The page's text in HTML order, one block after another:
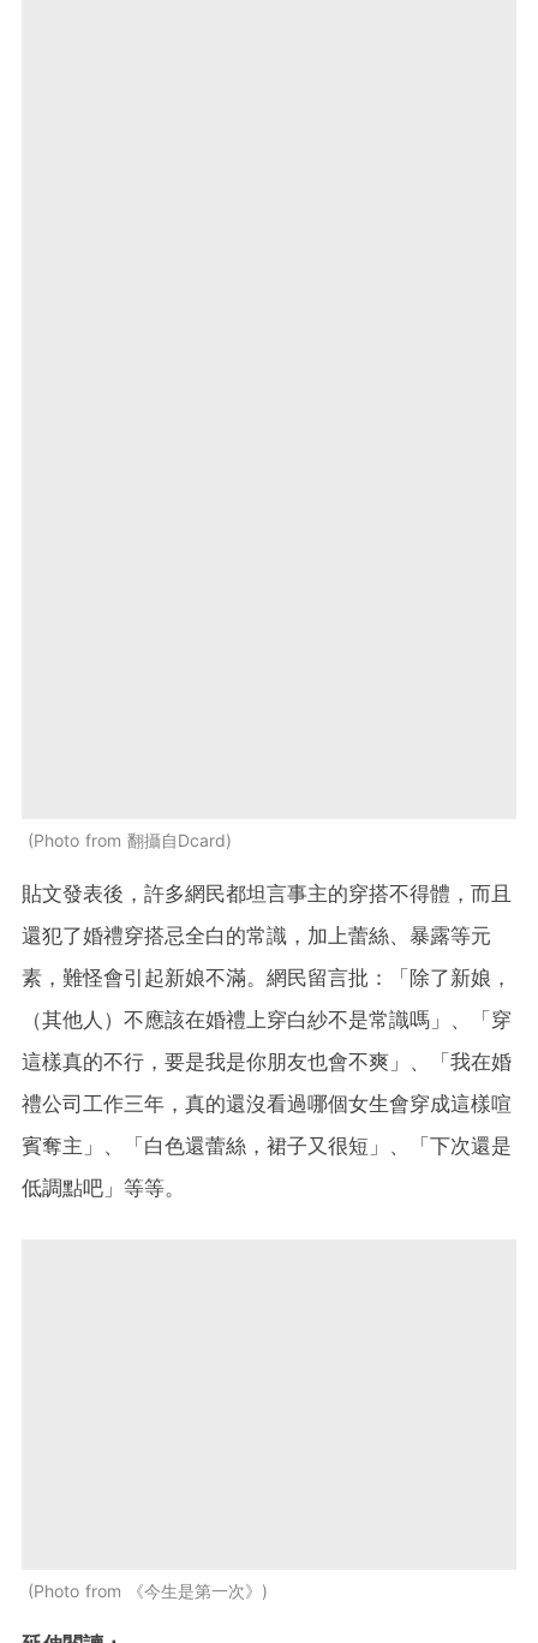
Photo from 翻攝自Dcard
貼文發表後，許多網民都坦言事主的穿搭不得體，而且
還犯了婚禮穿搭忌全白的常識，加上蕾絲、暴露等元
素，難怪會引起新娘不滿。網民留言批：「除了新娘，
（其他人）不應該在婚禮上穿白紗不是常識嗎」、「穿
這樣真的不行，要是我是你朋友也會不爽」、「我在婚
禮公司工作三年，真的還沒看過哪個女生會穿成這樣喧
賓奪主」、「白色還蕾絲，裙子又很短」、「下次還是
低調點吧」等等。
Photo from 《今生是第一次》